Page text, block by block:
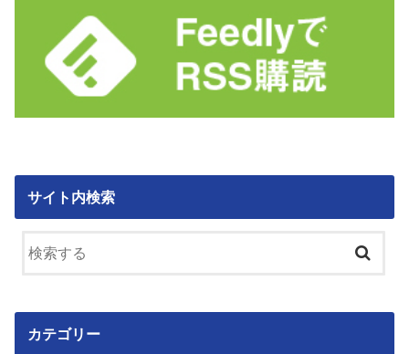
サイト内検索
カテゴリー